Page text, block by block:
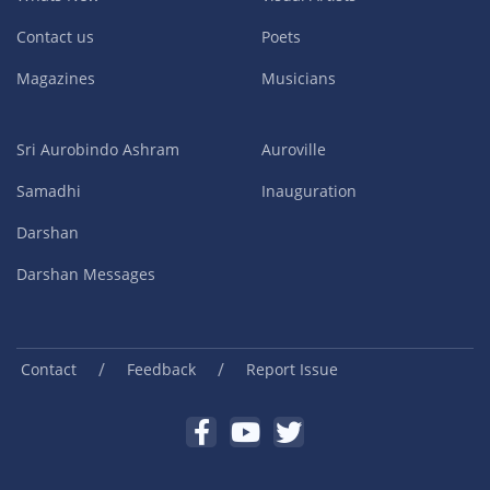
Contact us
Magazines
Poets
Musicians
Sri Aurobindo Ashram
Samadhi
Darshan
Darshan Messages
Auroville
Inauguration
Contact / Feedback / Report Issue